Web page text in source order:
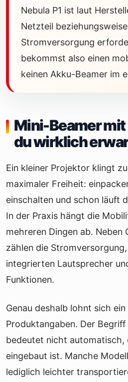
Nebula P1 ist laut
Netzteil
Stromversorgung
bekommst also einen
keinen Akku-Beamer im
Mini-Beamer
du wirklich
Ein kleiner Projektor klingt
maximaler Freiheit:
einschalten und schon läuft
In der Praxis hängt die
mehreren Dingen ab. Neben
zählen die
integrierten Lautsprecher
Funktionen.
Genau deshalb lohnt sich
Produktangaben. Der Begriff
bedeutet nicht automatisch,
eingebaut ist. Manche
lediglich leichter